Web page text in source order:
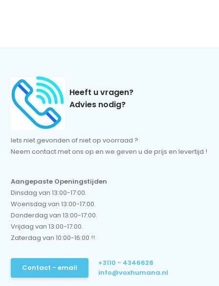
Heeft u vragen?
Advies nodig?
Iets niet gevonden of niet op voorraad ?
Neem contact met ons op en we geven u de prijs en levertijd !
Aangepaste Openingstijden
Dinsdag van 13:00-17:00.
Woensdag van 13:00-17:00.
Donderdag van 13:00-17:00.
Vrijdag van 13:00-17:00.
Zaterdag van 10:00-16:00 !!
Contact - email
+3110 - 4346628
info@voxhumana.nl